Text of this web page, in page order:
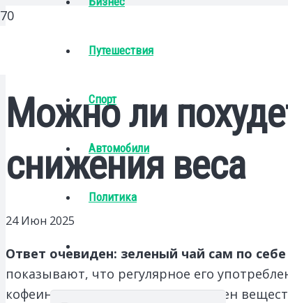
Путешествия
Спорт
Автомобили
Политика
Можно ли
снижения веса
24 Июн 2025
Ответ очевиден: зеленый чай сам по
показывают, что регулярное его
кофеина, которые усиливают обмен